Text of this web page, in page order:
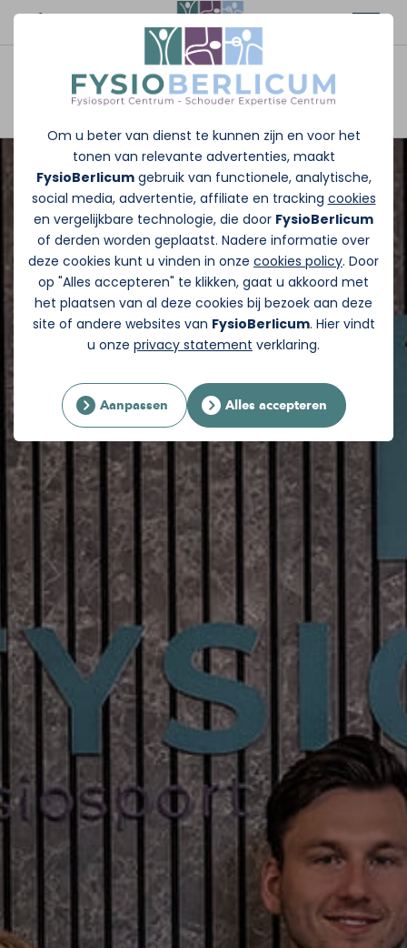
Om u beter van dienst te kunnen zijn en voor het
tonen van relevante advertenties, maakt
FysioBerlicumgebruik van functionele, analytische,
social media, advertentie, affiliate en tracking cookies
en vergelijkbare technologie, die door FysioBerlicum
of derden worden geplaatst. Nadere informatie over
deze cookies kunt u vinden in onze cookies policy. Door
op "Alles accepteren" te klikken, gaat u akkoord met
het plaatsen van al deze cookies bij bezoek aan deze
site of andere websites van FysioBerlicum. Hier vindt
u onze privacy statement verklaring.
Aanpassen Alles accepteren
Afspraak maken